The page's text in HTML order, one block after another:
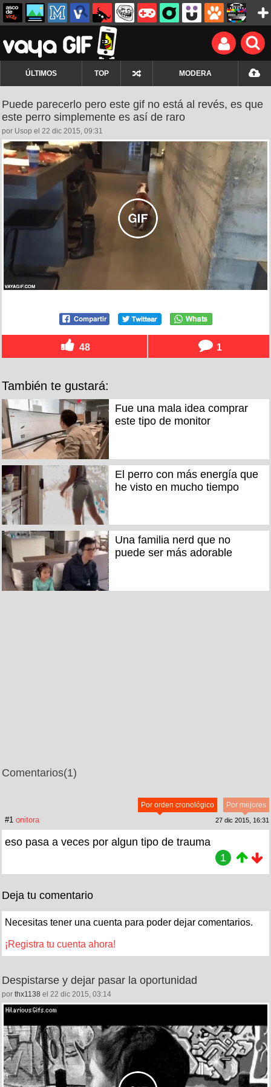
ÚLTIMOS TOP MODERA
Puede parecerlo pero este gif no está al revés, es que
este perro simplemente es así de raro
por Usop el 22 dic 2015, 09:31
48 1
También te gustará:
Fue una mala idea comprar
este tipo de monitor
El perro con más energía que
he visto en mucho tiempo
Una familia nerd que no
puede ser más adorable
Comentarios(1)
Por mejores
Por orden cronológico
#1 onitora 27 dic 2015, 16:31
eso pasa a veces por algun tipo de trauma
1
Deja tu comentario
Necesitas tener una cuenta para poder dejar comentarios.
¡Registra tu cuenta ahora!
Despistarse y dejar pasar la oportunidad
por thx1138 el 22 dic 2015, 03:14